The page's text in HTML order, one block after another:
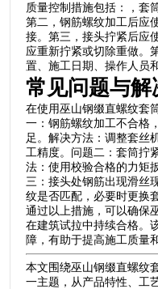
质量控制措施包括：，套
第二，钢筋螺纹加工后应
接。第三，接头拧紧后应
应重新拧紧或切除重做。
置、施工日期、操作人员
常见问题与解
在使用巫山钢缀直螺纹套
一：钢筋螺纹加工不合格
足。解决方法：调整套丝
工精度。问题二：套筒拧
法：使用校验合格的力矩
三：接头处钢筋出现滑丝
纹是否匹配，必要时更换
通过以上措施，可以确保
在建筑试拉中持续合格。
障，有助于提高施工质量
本文围绕巫山钢缀直螺纹
一主题，从产品特性、工